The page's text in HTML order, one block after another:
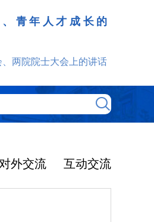
青年人才成长的
两院院士大会上的讲话
对外交流 互动交流